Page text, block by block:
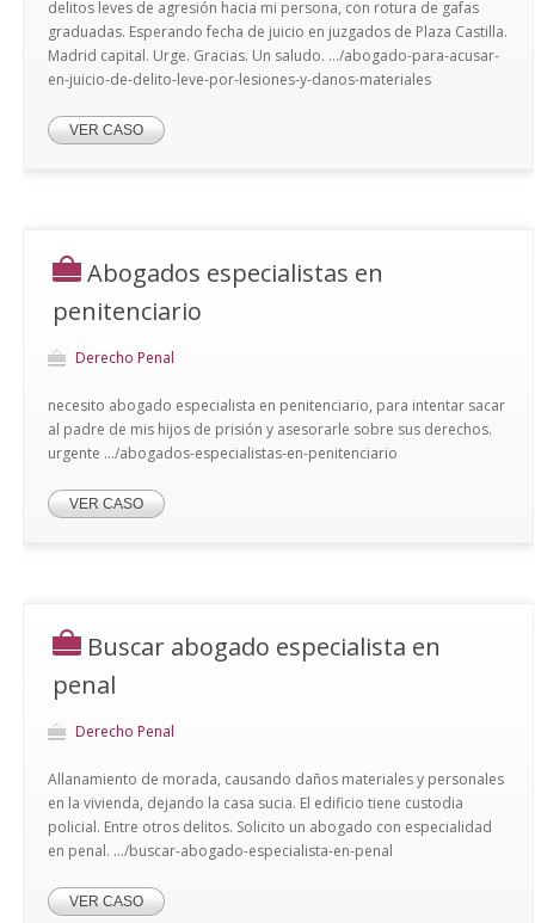
delitos leves de agresión hacia mi persona, con rotura de gafas
graduadas. Esperando fecha de juicio en juzgados de Plaza Castilla.
Madrid capital. Urge. Gracias. Un saludo. .../abogado-para-acusar-
en-juicio-de-delito-leve-por-lesiones-y-danos-materiales
VER CASO
Abogados especialistas en
penitenciario
Derecho Penal
necesito abogado especialista en penitenciario, para intentar sacar
al padre de mis hijos de prisión y asesorarle sobre sus derechos.
urgente .../abogados-especialistas-en-penitenciario
VER CASO
Buscar abogado especialista en
penal
Derecho Penal
Allanamiento de morada, causando daños materiales y personales
en la vivienda, dejando la casa sucia. El edificio tiene custodia
policial. Entre otros delitos. Solicito un abogado con especialidad
en penal. .../buscar-abogado-especialista-en-penal
VER CASO